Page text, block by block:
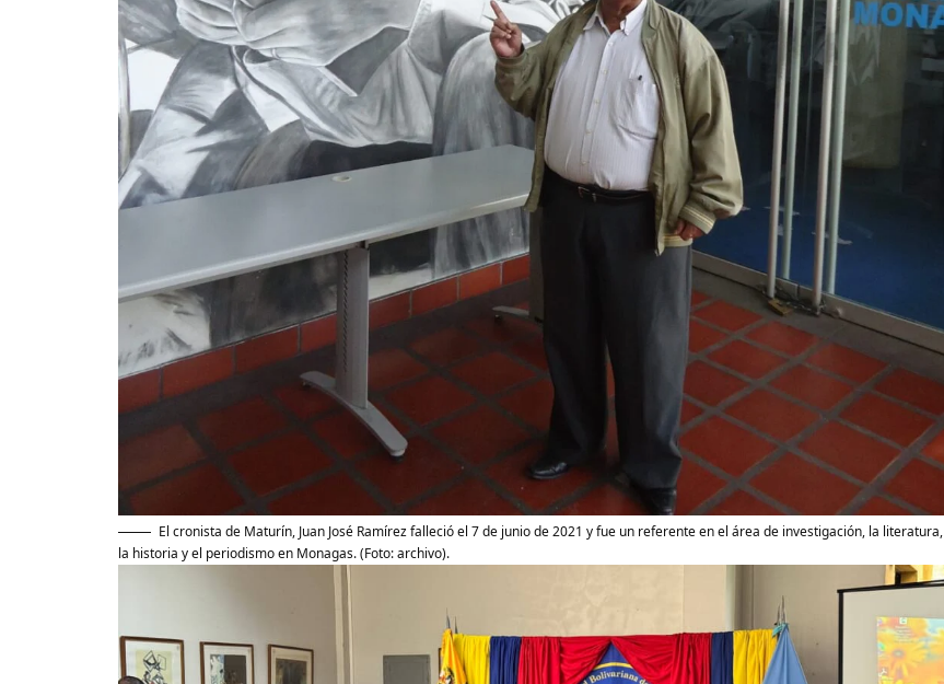
El cronista de Maturín, Juan José Ramírez falleció el 7 de junio de 2021 y fue un referente en el área de investigación, la literatura,
la historia y el periodismo en Monagas. (Foto: archivo).